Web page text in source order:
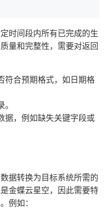
时间段内所有已完成的生
量和完整性，需要对返回
符合预期格式，如日期格
据，例如缺失关键字段或
据转换为目标系统所需的
金蝶云星空，因此需要特
例如：